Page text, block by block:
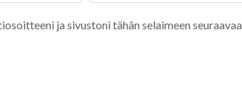
ja sivustoni tähän selaimeen seuraavaa